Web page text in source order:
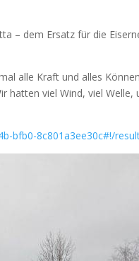
– dem Ersatz für die
alle Kraft und alles
viel Wind, viel
bfb0-8c801a3ee30c#!/